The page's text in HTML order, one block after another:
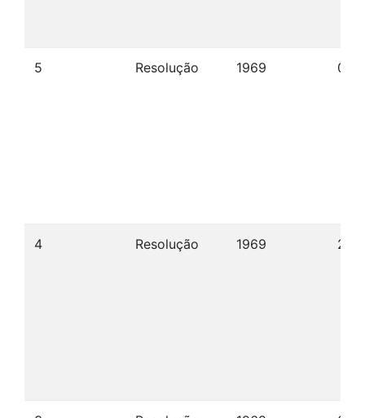
5 Resolução 1969 03/
4 Resolução 1969 28/